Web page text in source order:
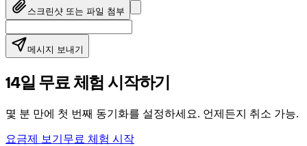
스크린샷 또는 파일 첨부
메시지 보내기
14일 무료 체험 시작하기
몇 분 만에 첫 번째 동기화를 설정하세요. 언제든지 취소 가능.
요금제 보기 무료 체험 시작